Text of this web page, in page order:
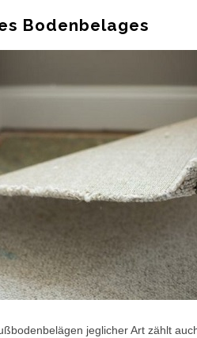
Bodenbelages
jeglicher Art zählt